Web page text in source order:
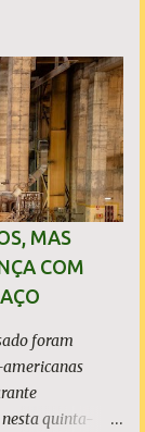
MAS
COM
foram
quinta-